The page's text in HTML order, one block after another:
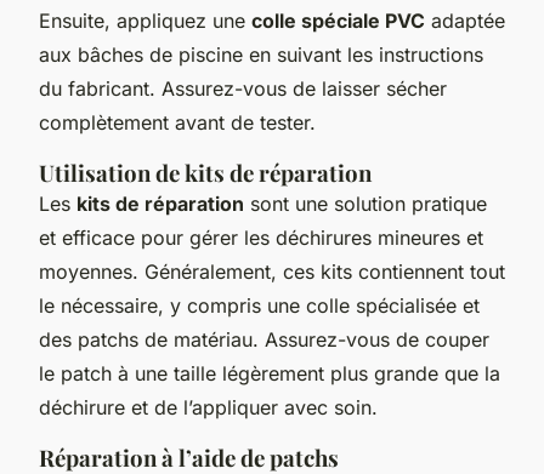
Ensuite, appliquez une colle spéciale PVC adaptée
aux bâches de piscine en suivant les instructions
du fabricant. Assurez-vous de laisser sécher
complètement avant de tester.
Utilisation de kits de réparation
Les kits de réparation sont une solution pratique
et efficace pour gérer les déchirures mineures et
moyennes. Généralement, ces kits contiennent tout
le nécessaire, y compris une colle spécialisée et
des patchs de matériau. Assurez-vous de couper
le patch à une taille légèrement plus grande que la
déchirure et de l’appliquer avec soin.
Réparation à l’aide de patchs